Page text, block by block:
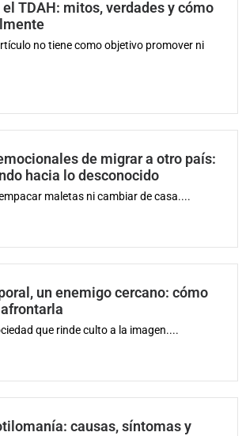
TDAH: mitos, verdades y cómo
no tiene como objetivo promover ni
de migrar a otro país:
hacia lo desconocido
maletas ni cambiar de casa....
un enemigo cercano: cómo
que rinde culto a la imagen....
causas, síntomas y